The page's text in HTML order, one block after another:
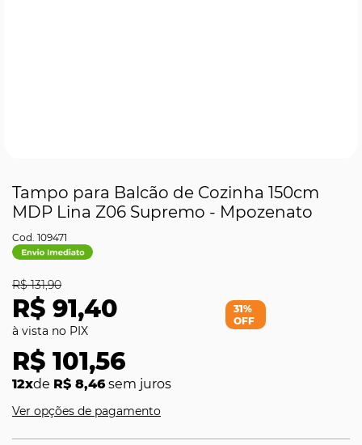
Tampo para Balcão de Cozinha 150cm
MDP Lina Z06 Supremo - Mpozenato
109471
R$ 91,40
R$ 131,90
R$ 101,56
12xde R$ 8,46 sem juros
31%
OFF
Ver opções de pagamento